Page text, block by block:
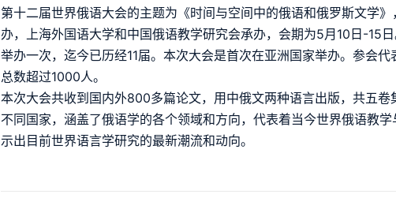
第十二届世界俄语大会的主题为《时间与空间中的俄语和俄罗斯文学
办，上海外国语大学和中国俄语教学研究会承办，会期为5月10日-15
举办一次，迄今已历经11届。本次大会是首次在亚洲国家举办。参会代
总数超过1000人。
本次大会共收到国内外800多篇论文，用中俄文两种语言出版，共五卷
不同国家，涵盖了俄语学的各个领域和方向，代表着当今世界俄语教
示出目前世界语言学研究的最新潮流和动向。